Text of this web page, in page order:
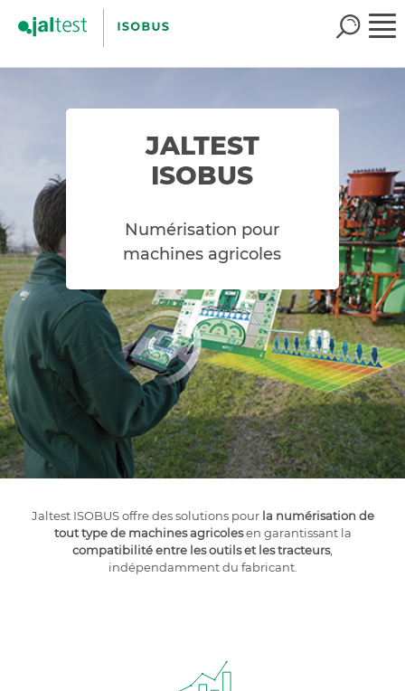
JALTEST
ISOBUS
Numérisation pour
machines agricoles
Jaltest ISOBUS offre des solutions pour la numérisation de
tout type de machines agricolesen garantissant la
compatibilité entre les outils et les tracteurs,
indépendamment du fabricant.